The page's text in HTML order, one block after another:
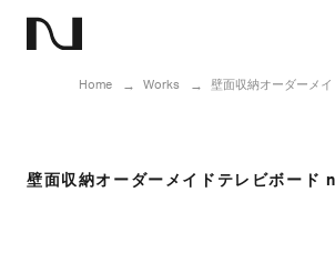
Home Works 壁面収納オーダーメ
壁面収納オーダーメイドテレビボード